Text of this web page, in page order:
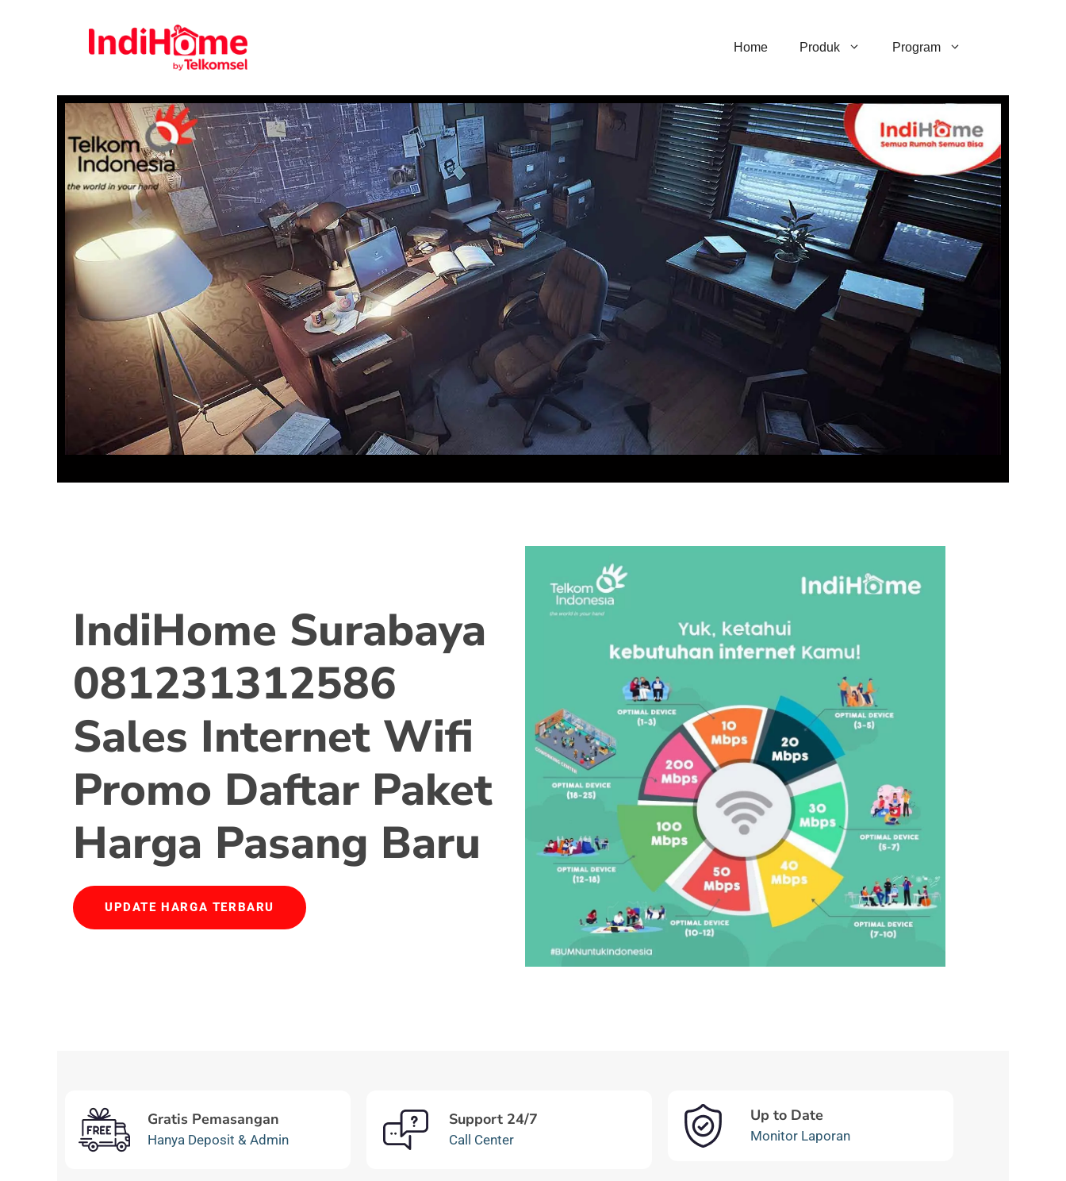
Home Produk Program
IndiHome Surabaya
081231312586
Sales Internet Wifi
Promo Daftar Paket
Harga Pasang Baru
UPDATE HARGA TERBARU
Gratis Pemasangan
Hanya Deposit & Admin
Support 24/7
Call Center
Up to Date
Monitor Laporan